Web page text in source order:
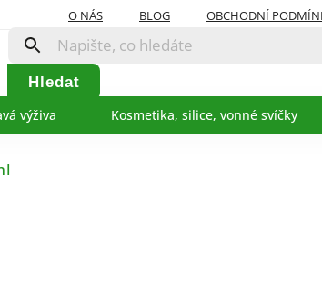
O NÁS BLOG OBCHODNÍ
Hledat
výživa Kosmetika, silice, vonné svíčky